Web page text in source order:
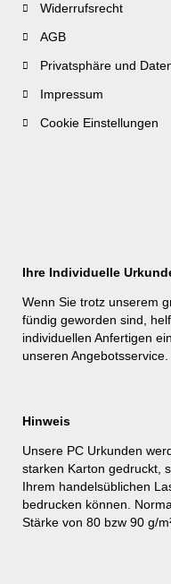
Widerrufsrecht
AGB
Privatsphäre und
Impressum
Cookie Einstellungen
Ihre Individuelle
Wenn Sie trotz unserem
fündig geworden sind,
individuellen Anfertigen
unseren Angebotsservice
Hinweis
Unsere PC Urkunden
starken Karton gedruckt,
Ihrem handelsüblichen
bedrucken können.
Stärke von 80 bzw 90 g/